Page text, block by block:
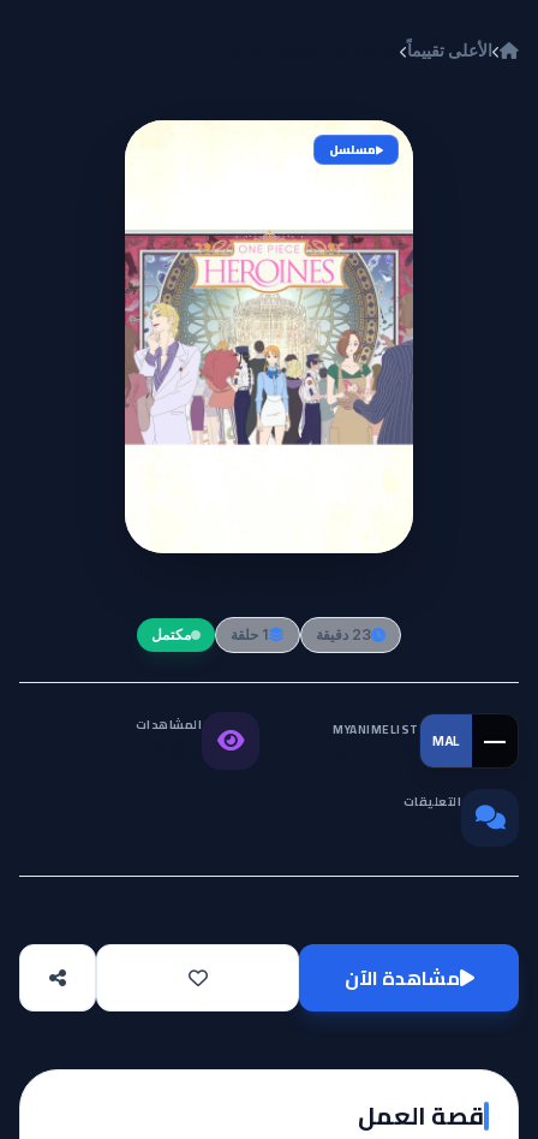
الأعلى تقييماً
مسلسل
One Piece: Heroines
23 دقيقة 1 حلقة مكتمل
MAL —
MYANIMELIST المشاهدات
التعليقات
مشاهدة الآن
قصة العمل